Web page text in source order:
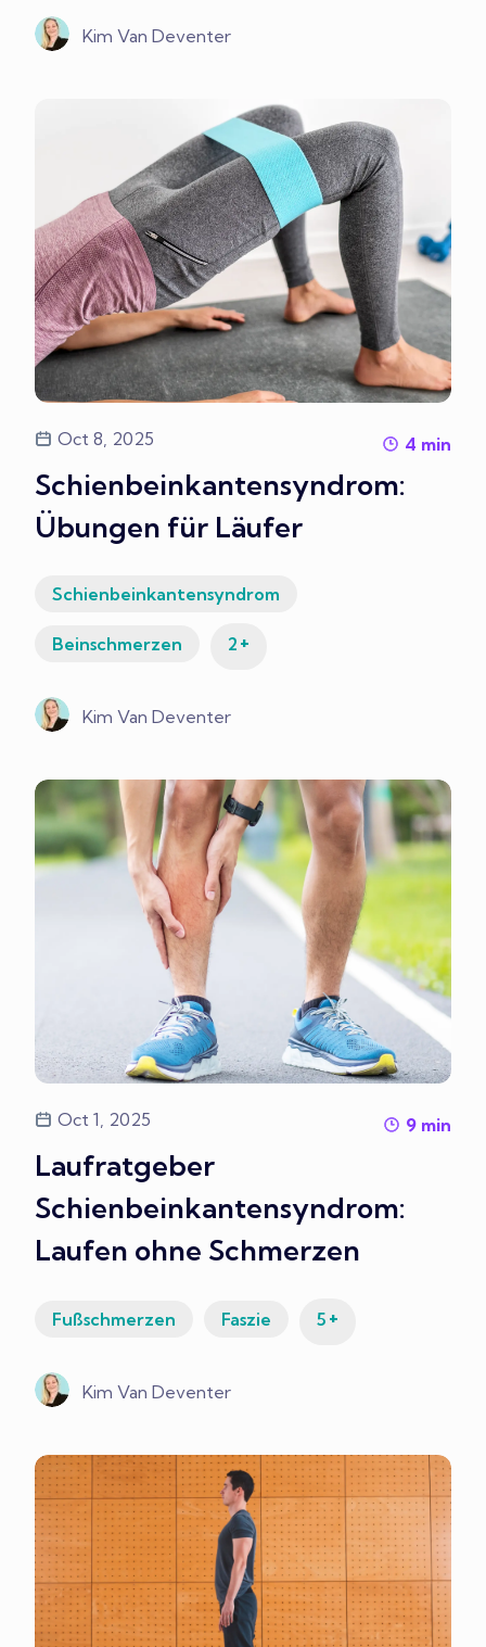
Kim Van Deventer
Oct 8, 2025 4 min
Schienbeinkantensyndrom:
Übungen für Läufer
Schienbeinkantensyndrom
Beinschmerzen 2 +
Kim Van Deventer
Oct 1, 2025 9 min
Laufratgeber
Schienbeinkantensyndrom:
Laufen ohne Schmerzen
Fußschmerzen Faszie 5 +
Kim Van Deventer